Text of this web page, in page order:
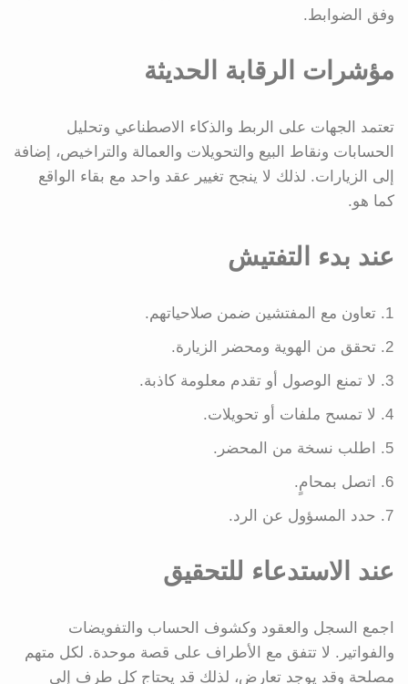
وفق الضوابط.
مؤشرات الرقابة الحديثة
تعتمد الجهات على الربط والذكاء الاصطناعي وتحليل
الحسابات ونقاط البيع والتحويلات والعمالة والتراخيص، إضافة
إلى الزيارات. لذلك لا ينجح تغيير عقد واحد مع بقاء الواقع
كما هو.
عند بدء التفتيش
تعاون مع المفتشين ضمن صلاحياتهم.
تحقق من الهوية ومحضر الزيارة.
لا تمنع الوصول أو تقدم معلومة كاذبة.
لا تمسح ملفات أو تحويلات.
اطلب نسخة من المحضر.
اتصل بمحامٍ.
حدد المسؤول عن الرد.
عند الاستدعاء للتحقيق
اجمع السجل والعقود وكشوف الحساب والتفويضات
والفواتير. لا تتفق مع الأطراف على قصة موحدة. لكل متهم
مصلحة وقد يوجد تعارض، لذلك قد يحتاج كل طرف إلى